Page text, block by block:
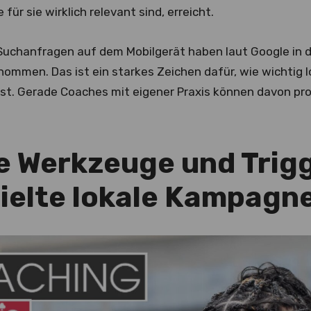
für sie wirklich relevant sind, erreicht.
auf dem Mobilgerät haben laut Google
Das ist ein starkes Zeichen dafür, wie wichtig
Gerade Coaches mit eigener Praxis können davon
Werkzeuge und
lokale